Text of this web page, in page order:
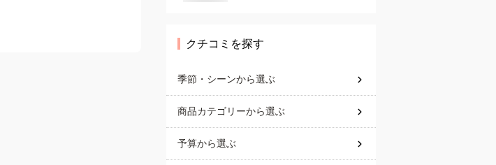
クチコミを探す
季節・シーンから選ぶ
商品カテゴリーから選ぶ
予算から選ぶ